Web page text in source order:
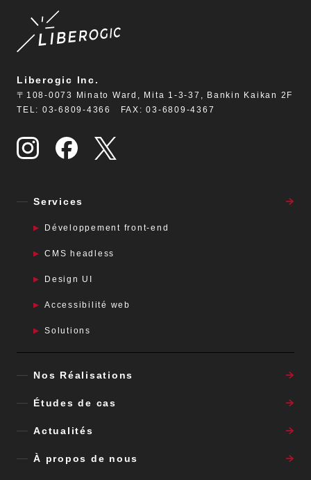
Liberogic Inc.
〒108-0073 Minato Ward, Mita 1-3-37, Bankin Kaikan 2F
TEL: 03-6809-4366 FAX: 03-6809-4367
Services
Développement front-end
CMS headless
Design UI
Accessibilité web
Solutions
Nos Réalisations
Études de cas
Actualités
À propos de nous